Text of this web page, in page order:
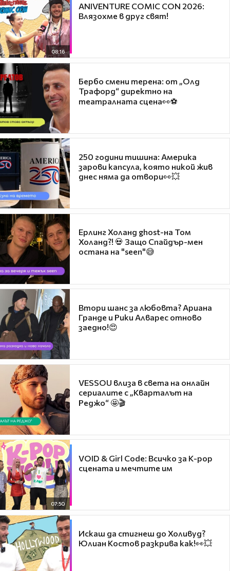
08:16
ANIVENTURE COMIC CON 2026:
Влязохме в друг свят!
Бербо смени терена: от „Олд
Трафорд“ директно на
театралната сцена👀⚽
250 години тишина: Америка
зарови капсула, която никой жив
днес няма да отвори👀💥
Ерлинг Холанд ghost-на Том
Холанд?! 💀 Защо Спайдър-мен
остана на "seen"😅
Втори шанс за любовта? Ариана
Гранде и Рики Алварес отново
заедно!😍
VESSOU влиза в света на онлайн
сериалите с „Кварталът на
Реджо“ 🤩🎬
07:50
VOID & Girl Code: Всичко за K-pop
сцената и мечтите им
Искаш да стигнеш до Холивуд?
Юлиан Костов разкрива как!👀💥